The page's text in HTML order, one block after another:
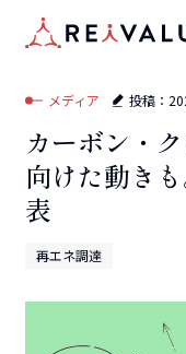
ホーム
メディア 投稿：
カーボン・
向けた動き
表
再エネ調達